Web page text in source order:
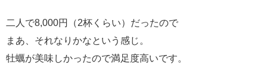
二人で8,000円（2杯くらい）だったので
まあ、それなりかなという感じ。
牡蠣が美味しかったので満足度高いです。